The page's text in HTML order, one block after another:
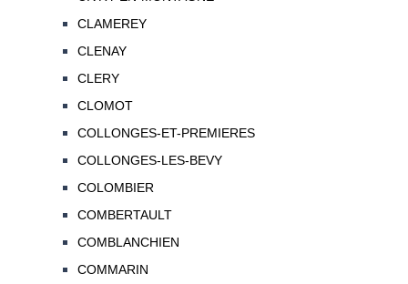
CLAMEREY
CLENAY
CLERY
CLOMOT
COLLONGES-ET-PREMIERES
COLLONGES-LES-BEVY
COLOMBIER
COMBERTAULT
COMBLANCHIEN
COMMARIN